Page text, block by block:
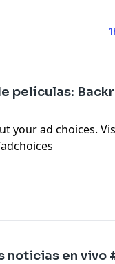
películas:
your ad choices.
noticias en vivo